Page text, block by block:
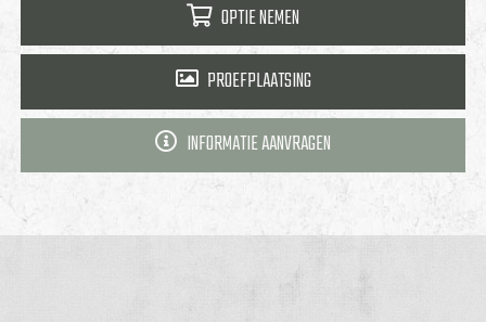
OPTIE NEMEN
PROEFPLAATSING
INFORMATIE AANVRAGEN